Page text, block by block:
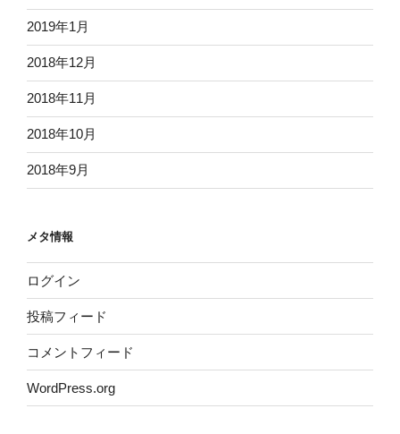
2019年1月
2018年12月
2018年11月
2018年10月
2018年9月
メタ情報
ログイン
投稿フィード
コメントフィード
WordPress.org